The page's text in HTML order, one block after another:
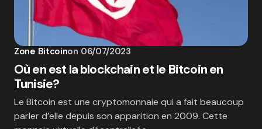
Zone Bitcoinon 06/07/2023
Où en est la blockchain et le Bitcoin en
Tunisie?
Le Bitcoin est une cryptomonnaie qui a fait beaucoup
parler d’elle depuis son apparition en 2009. Cette